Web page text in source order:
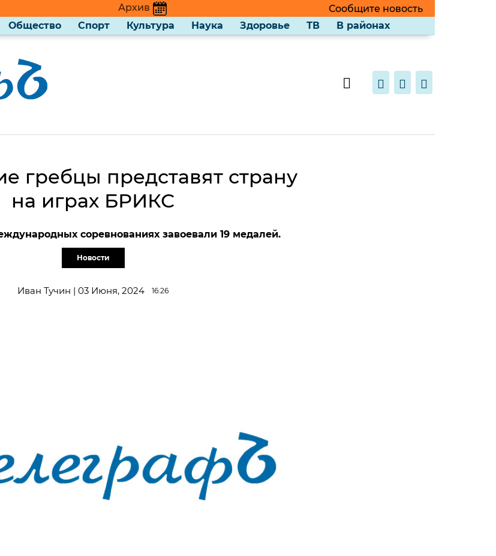
Архив
Сообщите новость
Общество Спорт Культура Наука Здоровье ТВ В районах
гребцы представят страну
на играх БРИКС
соревнованиях завоевали 19 медалей.
Новости
Иван Тучин | 03 Июня, 2024 16:26